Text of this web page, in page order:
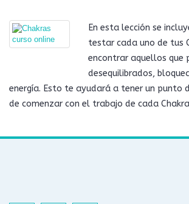
En esta lección se
testar cada uno de tus
encontrar aquellos que
desequilibrados,
energía. Esto te ayudará a tener un punto
de comenzar con el trabajo de cada